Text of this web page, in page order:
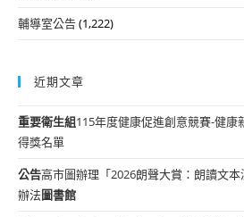
輔導室公告(1,222)
近期文章
重要衛生組115年度健康促進創意競賽-健
得獎名單
公告高市圖辦理「2026朗聲大賞：朗讀文
辦法圖書館